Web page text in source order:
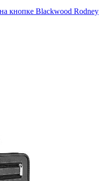
кнопке Blackwood Rodney